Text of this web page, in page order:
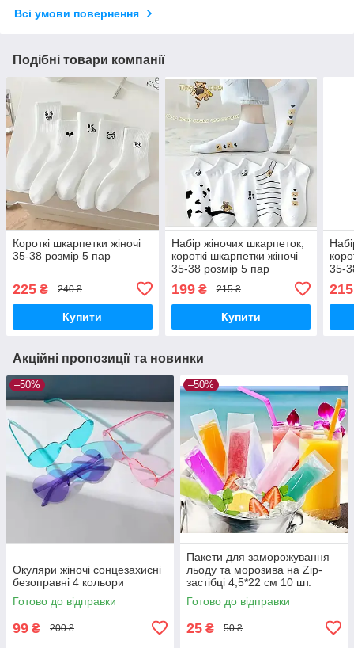
Всі умови повернення
Подібні товари компанії
Короткі шкарпетки жіночі
35-38 розмір 5 пар
225 ₴ 240 ₴
Купити
Набір жіночих шкарпеток,
короткі шкарпетки жіночі
35-38 розмір 5 пар
199₴ 215 ₴
Купити
35-
215
Акційні пропозиції та новинки
–50%
Окуляри жіночі сонцезахисні
безоправні 4 кольори
Готово до відправки
99 ₴ 200 ₴
–50%
Пакети для заморожування
льоду та морозива на Zip-
застібці 4,5*22 см 10 шт.
Готово до відправки
25 ₴ 50 ₴